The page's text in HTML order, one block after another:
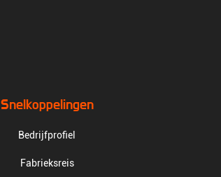
Snelkoppelingen
Bedrijfprofiel
Fabrieksreis